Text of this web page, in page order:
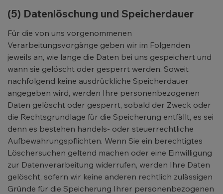
(5) Datenlöschung und Speicherdauer
Für die von uns vorgenommenen
Verarbeitungsvorgänge geben wir im Folgenden
jeweils an, wie lange die Daten bei uns gespeichert und
wann sie gelöscht oder gesperrt werden. Soweit
nachfolgend keine ausdrückliche Speicherdauer
angegeben wird, werden Ihre personenbezogenen
Daten gelöscht oder gesperrt, sobald der Zweck oder
die Rechtsgrundlage für die Speicherung entfällt, es sei
denn es bestehen handels- oder steuerrechtliche
Aufbewahrungspflichten. Wenn Sie ein berechtigtes
Löschersuchen geltend machen oder eine Einwilligung
zur Datenverarbeitung widerrufen, werden Ihre Daten
gelöscht, sofern wir keine anderen rechtlich zulässigen
Gründe für die Speicherung Ihrer personenbezogenen